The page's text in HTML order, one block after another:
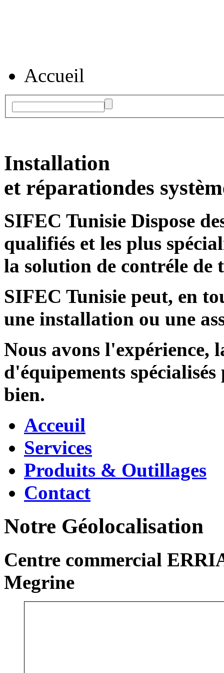
Accueil
Installation
et réparationdes
SIFEC Tunisie Dispose
qualifiés et les plus
la solution de contréle de
SIFEC Tunisie peut, en
une installation ou une
Nous avons l'expérience,
d'équipements
bien.
Acceuil
Services
Produits & Outillages
Contact
Notre Géolocalisation
Centre commercial
Megrine